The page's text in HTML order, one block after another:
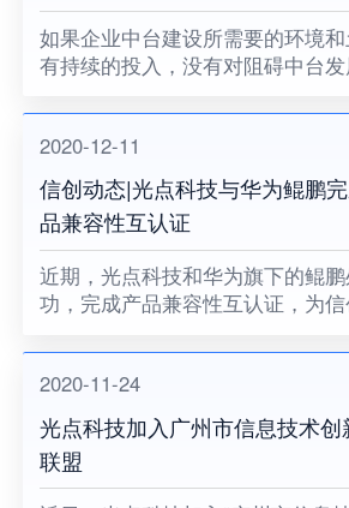
如果企业中台建设所需要的环境
有持续的投入，没有对阻碍中台
业中台将很难健康地成长。
2020-12-11
信创动态|光点科技与华为鲲鹏
品兼容性互认证
近期，光点科技和华为旗下的鲲
功，完成产品兼容性互认证，为
2020-11-24
光点科技加入广州市信息技术创
联盟